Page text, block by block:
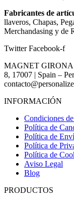
Fabricantes de
llaveros, Chapas,
Merchandasing y de
Twitter Facebook-f
MAGNET GIRONA
8, 17007 | Spain –
INFORMACIÓN
Condiciones
Política de
Política de
Política de
Política de
Aviso Legal
Blog
PRODUCTOS